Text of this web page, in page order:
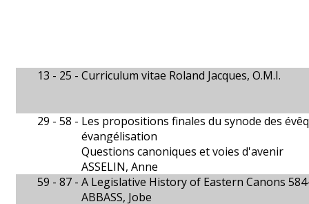
13 - 25 - Curriculum vitae Roland Jacques, O.M.I.
29 - 58 - Les propositions finales du synode des
évangélisation
Questions canoniques et voies d'avenir
ASSELIN, Anne
59 - 87 - A Legislative History of Eastern Canons
ABBASS, Jobe